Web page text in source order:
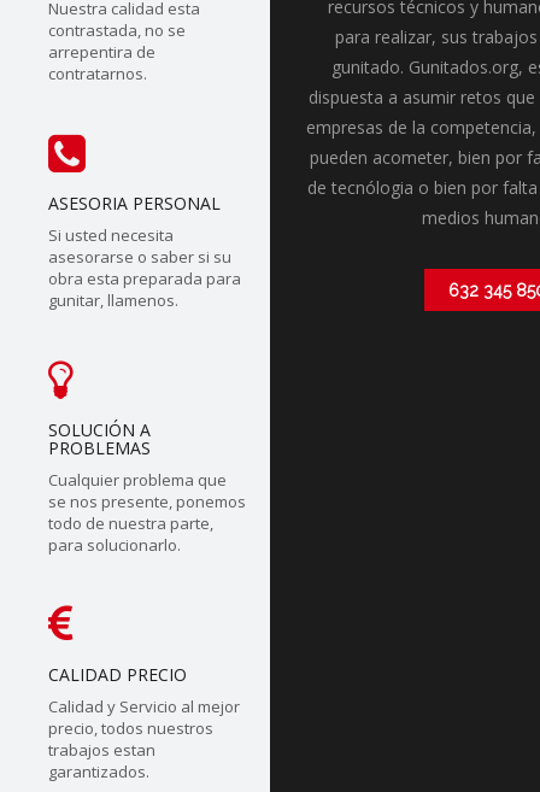
Nuestra calidad esta
contrastada, no se
arrepentira de
contratarnos.
ASESORIA PERSONAL
Si usted necesita
asesorarse o saber si su
obra esta preparada para
gunitar, llamenos.
SOLUCIÓN A
PROBLEMAS
Cualquier problema que
se nos presente, ponemos
todo de nuestra parte,
para solucionarlo.
CALIDAD PRECIO
Calidad y Servicio al mejor
precio, todos nuestros
trabajos estan
garantizados.
recursos técnicos y
para realizar, sus
gunitado. Gunitados.org,
dispuesta a asumir retos que
empresas de la
pueden acometer, bien por
de tecnólogia o bien por
medios
632 345